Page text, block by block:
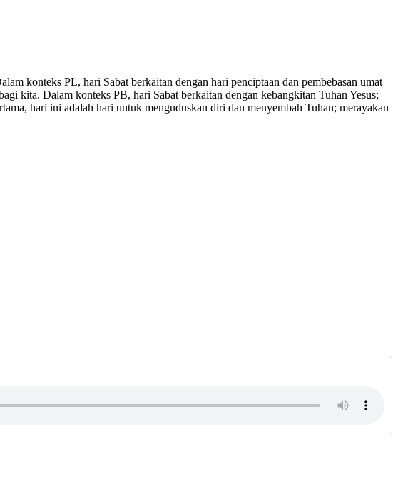
konteks PL, hari Sabat berkaitan dengan hari penciptaan dan pembebasan umat
kita. Dalam konteks PB, hari Sabat berkaitan dengan kebangkitan Tuhan Yesus;
hari ini adalah hari untuk menguduskan diri dan menyembah Tuhan; merayakan